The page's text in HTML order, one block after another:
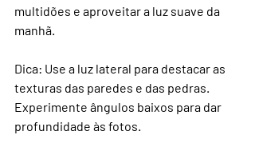
multidões e aproveitar a luz suave da
manhã.
Dica: Use a luz lateral para destacar as
texturas das paredes e das pedras.
Experimente ângulos baixos para dar
profundidade às fotos.